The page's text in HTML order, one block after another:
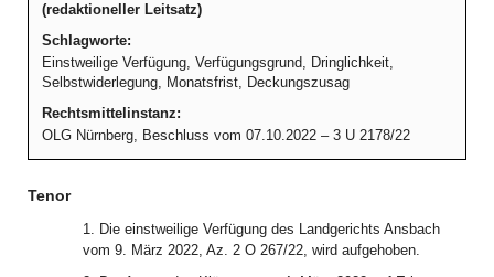
(redaktioneller Leitsatz)
Schlagworte:
Einstweilige Verfügung, Verfügungsgrund, Dringlichkeit,
Selbstwiderlegung, Monatsfrist, Deckungszusag
Rechtsmittelinstanz:
OLG Nürnberg, Beschluss vom 07.10.2022 – 3 U 2178/22
Tenor
1. Die einstweilige Verfügung des Landgerichts Ansbach
vom 9. März 2022, Az. 2 O 267/22, wird aufgehoben.